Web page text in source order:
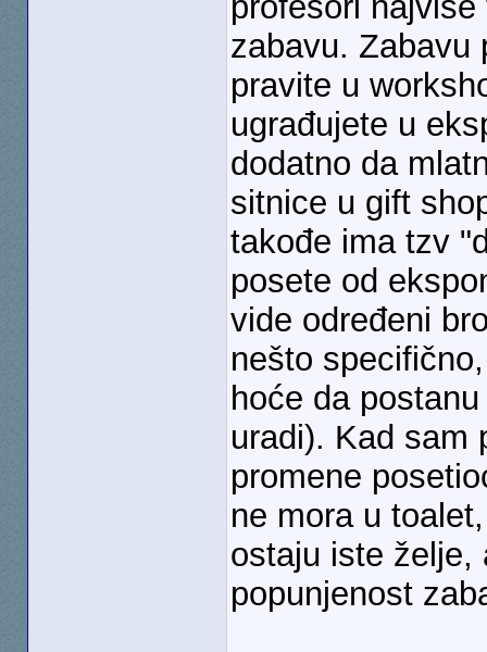
zabavu. Zabavu
pravite u
ugrađujete u
dodatno da
sitnice u gift
takođe ima tzv
posete od
vide određeni
nešto
hoće da
uradi). Kad sam
promene
ne mora u
ostaju iste želje,
popunjenost